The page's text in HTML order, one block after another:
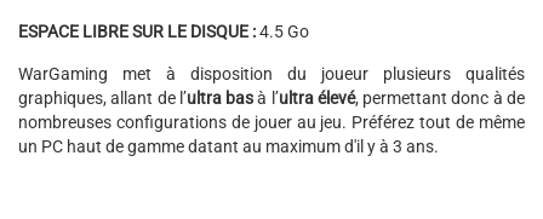
ESPACE LIBRE SUR LE DISQUE :4.5 Go
WarGaming met à disposition du joueur plusieurs qualités
graphiques, allant de l’ultra basà l’ultra élevé, permettant donc à de
nombreuses configurations de jouer au jeu. Préférez tout de même
un PC haut de gamme datant au maximum d'il y à 3 ans.